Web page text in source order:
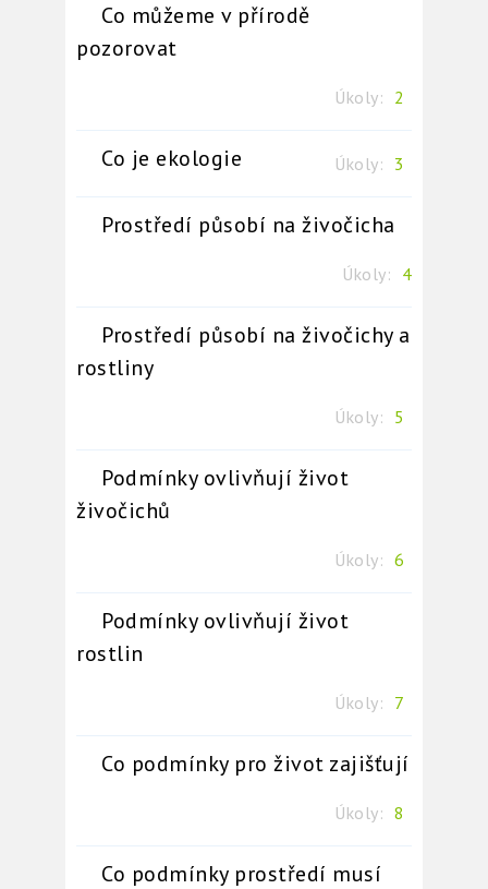
Co můžeme v přírodě
pozorovat
Úkoly: 2
Co je ekologie Úkoly: 3
Prostředí působí na živočicha
Úkoly: 4
Prostředí působí na živočichy a
rostliny
Úkoly: 5
Podmínky ovlivňují život
živočichů
Úkoly: 6
Podmínky ovlivňují život
rostlin
Úkoly: 7
Co podmínky pro život zajišťují
Úkoly: 8
Co podmínky prostředí musí